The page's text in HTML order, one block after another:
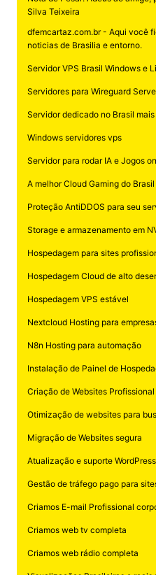
Silva Teixeira
dfemcartaz.com.br - Aqui você
noticias de Brasilia e entorno.
Servidor VPS Brasil Windows e
Servidores para Wireguard
Servidor dedicado no Brasil
Windows servidores vps
Servidor para rodar IA e Jogos
A melhor Cloud Gaming do Brasil
Proteção AntiDDOS para seu
Storage e armazenamento em
Hospedagem para sites
Hospedagem Cloud de alto
Hospedagem VPS estável
Nextcloud Hosting para
N8n Hosting para automação
Instalação de Painel de
Criação de Websites Profissional
Otimização de websites para
Migração de Websites segura
Atualização e suporte WordPress
Gestão de tráfego pago para
Criamos E-mail Profissional
Criamos web tv completa
Criamos web rádio completa